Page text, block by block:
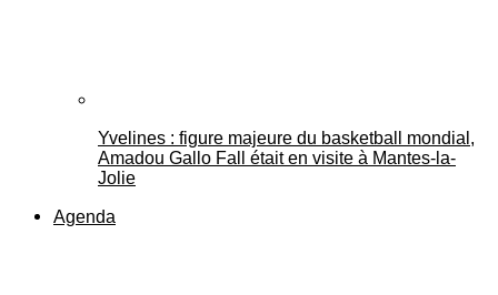
Yvelines : figure majeure du basketball mondial,
Amadou Gallo Fall était en visite à Mantes-la-
Jolie
Agenda